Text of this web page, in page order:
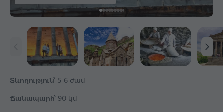
Տևողություն՝ 5-6 ժամ
Ճանապարհ՝ 90 կմ